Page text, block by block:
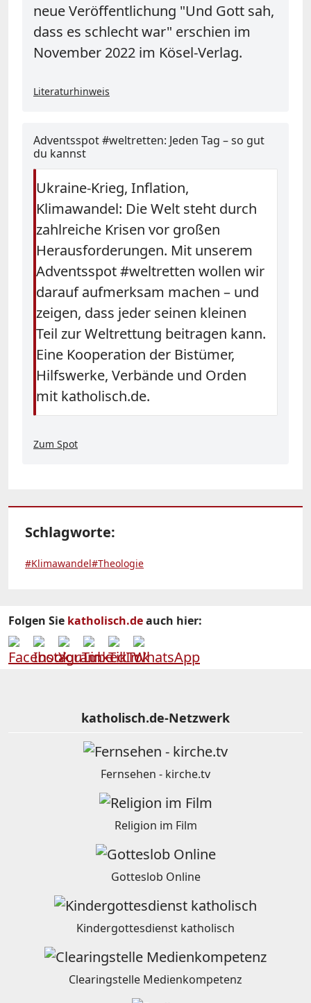
neue Veröffentlichung "Und Gott sah,
dass es schlecht war" erschien im
November 2022 im Kösel-Verlag.
Literaturhinweis
Adventsspot #weltretten: Jeden Tag – so gut
du kannst
Ukraine-Krieg, Inflation,
Klimawandel: Die Welt steht durch
zahlreiche Krisen vor großen
Herausforderungen. Mit unserem
Adventsspot #weltretten wollen wir
darauf aufmerksam machen – und
zeigen, dass jeder seinen kleinen
Teil zur Weltrettung beitragen kann.
Eine Kooperation der Bistümer,
Hilfswerke, Verbände und Orden
mit katholisch.de.
Zum Spot
Schlagworte:
#Klimawandel#Theologie
Folgen Sie katholisch.deauch hier:
katholisch.de-Netzwerk
Fernsehen - kirche.tv
Religion im Film
Gotteslob Online
Kindergottesdienst katholisch
Clearingstelle Medienkompetenz